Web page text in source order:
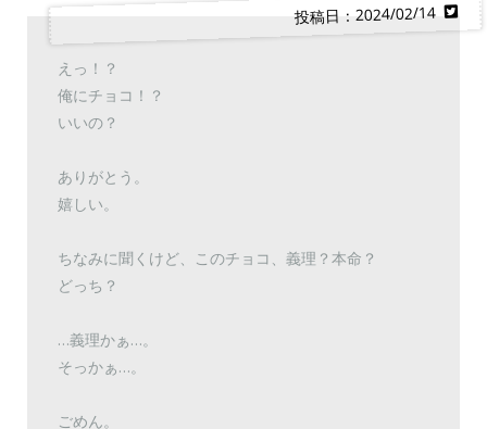
投稿日：2024/02/14
えっ！？
俺にチョコ！？
いいの？
ありがとう。
嬉しい。
ちなみに聞くけど、このチョコ、義理？本命？
どっち？
…義理かぁ…。
そっかぁ…。
ごめん。